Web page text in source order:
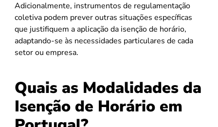
Adicionalmente, instrumentos de regulamentação
coletiva podem prever outras situações específicas
que justifiquem a aplicação da isenção de horário,
adaptando-se às necessidades particulares de cada
setor ou empresa.
Quais as Modalidades da
Isenção de Horário em